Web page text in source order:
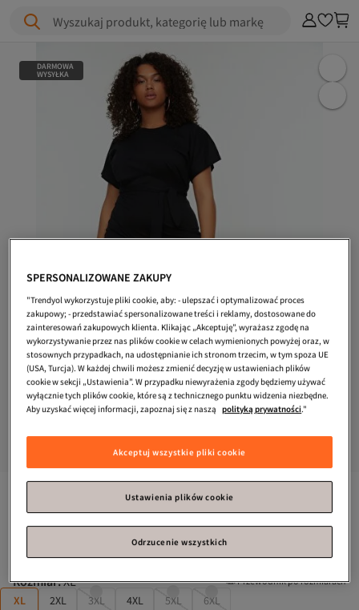
Wyszukaj produkt, kategorię lub markę
DARMOWA
WYSYŁKA
Czarna sukienka maxi/długa z prostym
krojem, wiązana, z rozcięciem, 100% bawełna, dzianinowa,
plus size TBBSS22EL1640
Rozmiar:XL Przewodnik po rozmiarach
XL 2XL 3XL 4XL 5XL 6XL
SPERSONALIZOWANE ZAKUPY
"Trendyol wykorzystuje pliki cookie, aby: - ulepszać i optymalizować proces
zakupowy; - przedstawiać spersonalizowane treści i reklamy, dostosowane do
zainteresowań zakupowych klienta. Klikając „Akceptuję”, wyrażasz zgodę na
wykorzystywanie przez nas plików cookie w celach wymienionych powyżej oraz, w
stosownych przypadkach, na udostępnianie ich stronom trzecim, w tym spoza UE
(USA, Turcja). W każdej chwili możesz zmienić decyzję w ustawieniach plików
cookie w sekcji „Ustawienia”. W przypadku niewyrażenia zgody będziemy używać
wyłącznie tych plików cookie, które są z technicznego punktu widzenia niezbędne.
Aby uzyskać więcej informacji, zapoznaj się z naszą polityką prywatności."
Akceptuj wszystkie pliki cookie
Ustawienia plików cookie
Odrzucenie wszystkich